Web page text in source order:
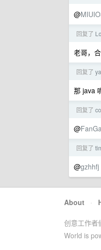
@
回复了
老哥，
回复了
那 java
回复了
@
回复了
@gzhhfj
About ·
创意工作者
World is